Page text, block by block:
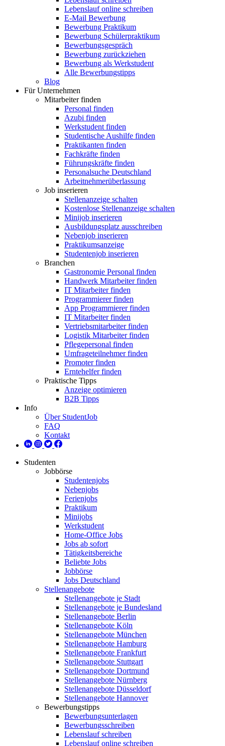
Lebenslauf online schreiben
E-Mail Bewerbung
Bewerbung Praktikum
Bewerbung Schülerpraktikum
Bewerbungsgespräch
Bewerbung zurückziehen
Bewerbung als Werkstudent
Alle Bewerbungstipps
Blog
Für Unternehmen
Mitarbeiter finden
Personal finden
Azubi finden
Werkstudent finden
Studentische Aushilfe finden
Praktikanten finden
Fachkräfte finden
Führungskräfte finden
Personalsuche Deutschland
Arbeitnehmerüberlassung
Job inserieren
Stellenanzeige schalten
Kostenlose Stellenanzeige schalten
Minijob inserieren
Ausbildungsplatz ausschreiben
Nebenjob inserieren
Praktikumsanzeige
Studentenjob inserieren
Branchen
Gastronomie Personal finden
Handwerk Mitarbeiter finden
IT Mitarbeiter finden
Programmierer finden
App Programmierer finden
IT Mitarbeiter finden
Vertriebsmitarbeiter finden
Logistik Mitarbeiter finden
Pflegepersonal finden
Umfrageteilnehmer finden
Promoter finden
Erntehelfer finden
Praktische Tipps
Anzeige optimieren
B2B Tipps
Info
Über StudentJob
FAQ
Kontakt
Studenten
Jobbörse
Studentenjobs
Nebenjobs
Ferienjobs
Praktikum
Minijobs
Werkstudent
Home-Office Jobs
Jobs ab sofort
Tätigkeitsbereiche
Beliebte Jobs
Jobbörse
Jobs Deutschland
Stellenangebote
Stellenangebote je Stadt
Stellenangebote je Bundesland
Stellenangebote Berlin
Stellenangebote Köln
Stellenangebote München
Stellenangebote Hamburg
Stellenangebote Frankfurt
Stellenangebote Stuttgart
Stellenangebote Dortmund
Stellenangebote Nürnberg
Stellenangebote Düsseldorf
Stellenangebote Hannover
Bewerbungstipps
Bewerbungsunterlagen
Bewerbungsschreiben
Lebenslauf schreiben
Lebenslauf online schreiben